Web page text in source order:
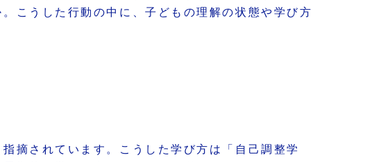
こうした行動の中に、子どもの理解の状態や学び方
摘されています。こうした学び方は「自己調整学